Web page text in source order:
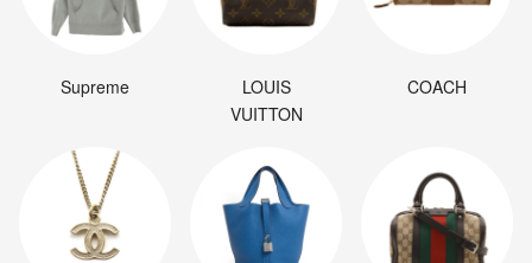
Supreme
LOUIS
VUITTON
COACH